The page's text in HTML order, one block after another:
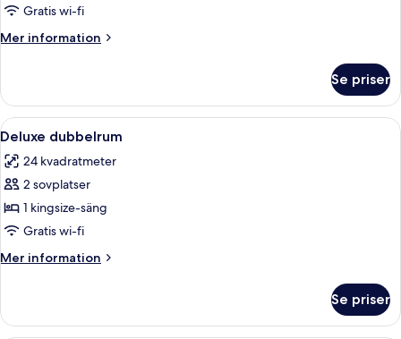
Gratis wi-fi
Mer information
Mer
Se priser
Öppna
alla
foton
för
Deluxe
dubbelrum
Ett modernt hotellrum med en
5
Deluxe dubbelrum
24 kvadratmeter
2 sovplatser
1 kingsize-säng
Gratis wi-fi
Mer information
Mer
dubbelrum
Se priser